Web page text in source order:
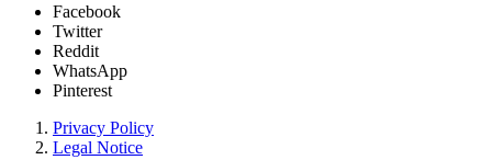
Facebook
Twitter
Reddit
WhatsApp
Pinterest
Privacy Policy
Legal Notice